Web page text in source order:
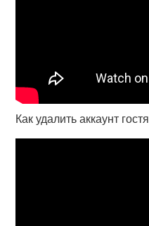
Как удалить аккаунт гостя